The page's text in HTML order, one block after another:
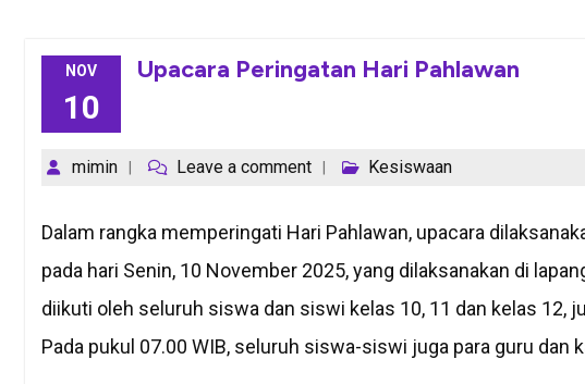
NOV
10
Upacara Peringatan Hari Pahlawan
mimin Leave a comment Kesiswaan
Dalam rangka memperingati Hari Pahlawan, upacara
pada hari Senin, 10 November 2025, yang dilaksanakan di
diikuti oleh seluruh siswa dan siswi kelas 10, 11 dan kelas 12,
Pada pukul 07.00 WIB, seluruh siswa-siswi juga para guru dan